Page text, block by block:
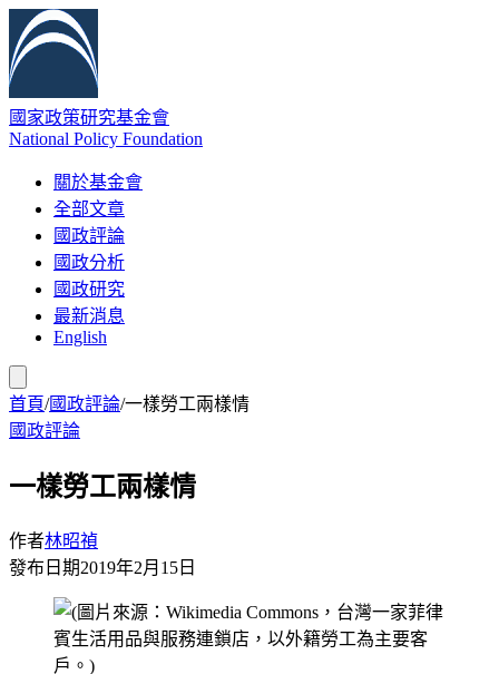
國家政策研究基金會
National Policy Foundation
關於基金會
全部文章
國政評論
國政分析
國政研究
最新消息
English
首頁/國政評論/一樣勞工兩樣情
國政評論
一樣勞工兩樣情
作者林昭禎
發布日期2019年2月15日